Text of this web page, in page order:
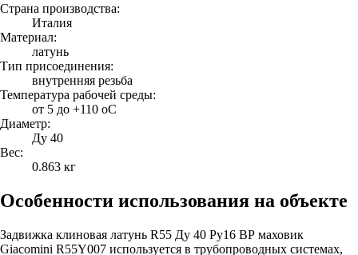
Страна производства:
Италия
Материал:
латунь
Тип присоединения:
внутренняя резьба
Температура рабочей среды:
от 5 до +110 oC
Диаметр:
Ду 40
Вес:
0.863 кг
Особенности использования на объекте
Задвижка клиновая латунь R55 Ду 40 Ру16 ВР маховик
Giacomini R55Y007 используется в трубопроводных системах,